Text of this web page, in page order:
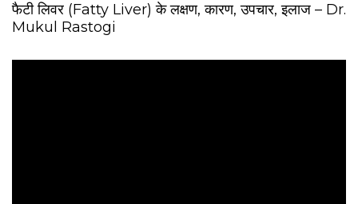
फैटी लिवर (Fatty Liver) के लक्षण, कारण, उपचार, इलाज – Dr.
Mukul Rastogi